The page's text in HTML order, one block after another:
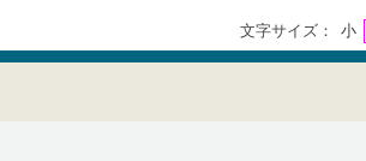
文字サイズ： 小